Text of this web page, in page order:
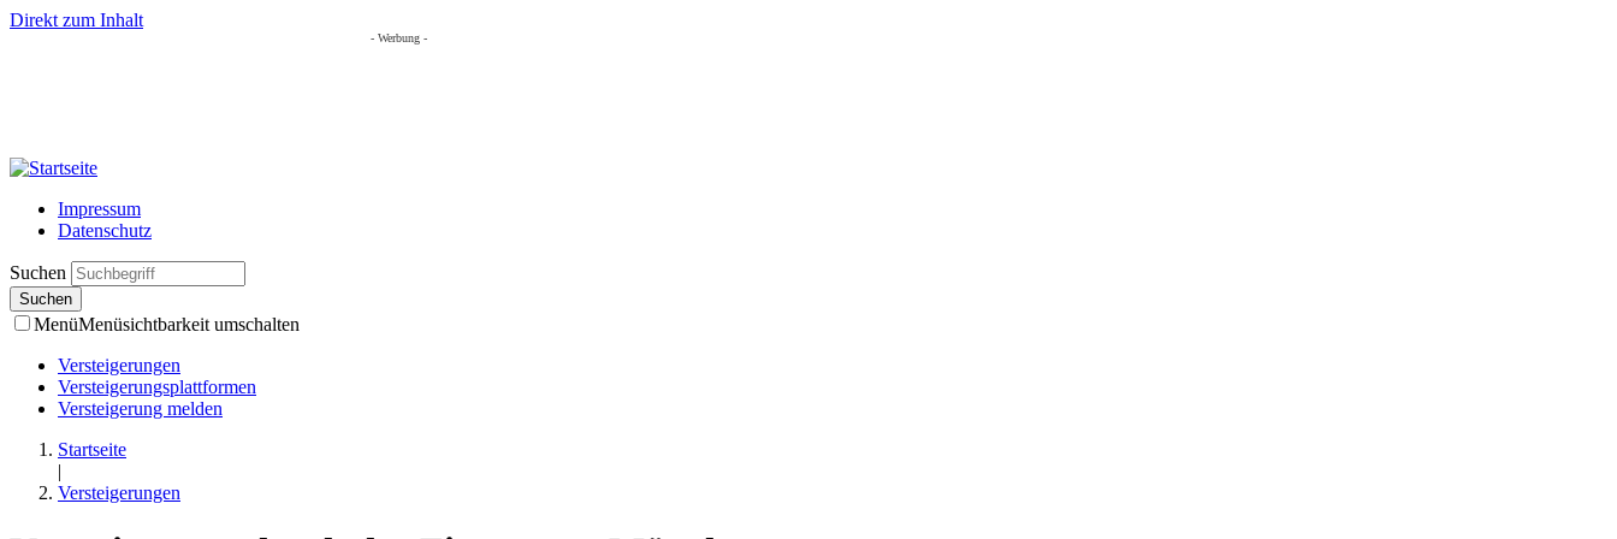
Direkt zum Inhalt
- Werbung -
Impressum
Datenschutz
Suchen
MenüMenüsichtbarkeit umschalten
Versteigerungen
Versteigerungsplattformen
Versteigerung melden
Startseite
|
Versteigerungen